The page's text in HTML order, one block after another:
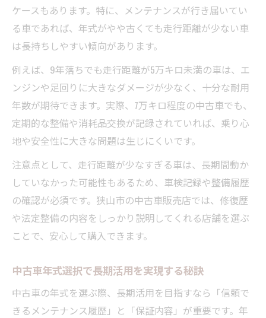
ケースもあります。特に、メンテナンスが行き届いてい
る車であれば、年式がやや古くても走行距離が少ない車
は長持ちしやすい傾向があります。
例えば、9年落ちでも走行距離が5万キロ未満の車は、エ
ンジンや足回りに大きなダメージが少なく、十分な耐用
年数が期待できます。実際、7万キロ程度の中古車でも、
定期的な整備や消耗品交換が記録されていれば、乗り心
地や安全性に大きな問題は生じにくいです。
注意点として、走行距離が少なすぎる車は、長期間動か
していなかった可能性もあるため、車検記録や整備履歴
の確認が必須です。狭山市の中古車販売店では、修復歴
や法定整備の内容をしっかり説明してくれる店舗を選ぶ
ことで、安心して購入できます。
中古車年式選択で長期活用を実現する秘訣
中古車の年式を選ぶ際、長期活用を目指すなら「信頼で
きるメンテナンス履歴」と「保証内容」が重要です。年